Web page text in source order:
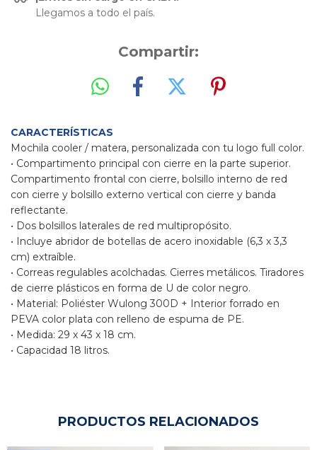
Llegamos a todo el país.
Compartir:
CARACTERÍSTICAS
Mochila cooler / matera, personalizada con tu logo full color.
• Compartimento principal con cierre en la parte superior.
Compartimento frontal con cierre, bolsillo interno de red
con cierre y bolsillo externo vertical con cierre y banda
reflectante.
• Dos bolsillos laterales de red multipropósito.
• Incluye abridor de botellas de acero inoxidable (6,3 x 3,3
cm) extraíble.
• Correas regulables acolchadas. Cierres metálicos. Tiradores
de cierre plásticos en forma de U de color negro.
• Material: Poliéster Wulong 300D + Interior forrado en
PEVA color plata con relleno de espuma de PE.
• Medida: 29 x 43 x 18 cm.
• Capacidad 18 litros.
PRODUCTOS RELACIONADOS